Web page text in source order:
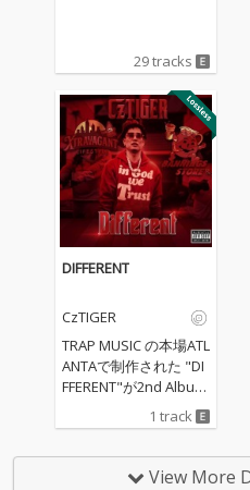
29 tracks
DIFFERENT
CzTIGER
TRAP MUSIC の本場ATL
ANTAで制作された "DI
FFERENT"が2nd Album
1 track
View More